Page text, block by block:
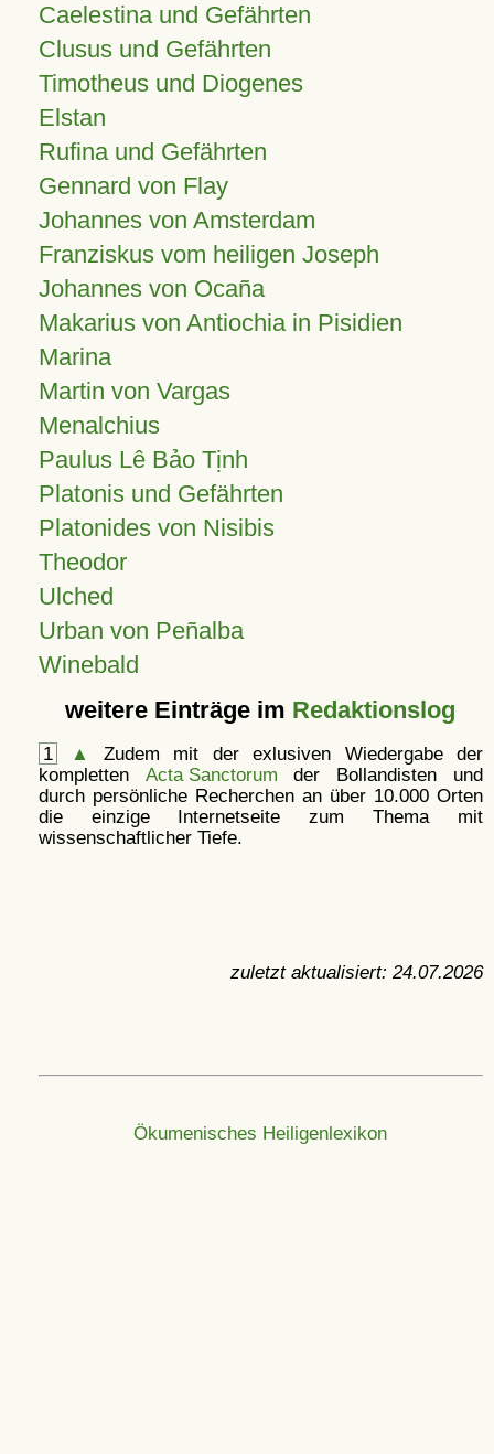
Caelestina und Gefährten
Clusus und Gefährten
Timotheus und Diogenes
Elstan
Rufina und Gefährten
Gennard von Flay
Johannes von Amsterdam
Franziskus vom heiligen Joseph
Johannes von Ocaña
Makarius von Antiochia in Pisidien
Marina
Martin von Vargas
Menalchius
Paulus Lê Bảo Tịnh
Platonis und Gefährten
Platonides von Nisibis
Theodor
Ulched
Urban von Peñalba
Winebald
weitere Einträge im Redaktionslog
1 ▲
Zudem mit der exlusiven Wiedergabe der
kompletten Acta Sanctorum der Bollandisten und
durch persönliche Recherchen an über 10.000 Orten
die einzige Internetseite zum Thema mit
wissenschaftlicher Tiefe.
zuletzt aktualisiert: 24.07.2026
Ökumenisches Heiligenlexikon